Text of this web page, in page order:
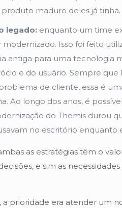
maduro deles já tinha.
legado: enquanto um time
modernizado. Isso foi feito
antiga para uma tecnologia
e do usuário. Sempre
de cliente, essa é
Ao longo dos anos, é
do Themis durou
no escritório enquanto
as estratégias têm o
e sim as
a prioridade era atender um